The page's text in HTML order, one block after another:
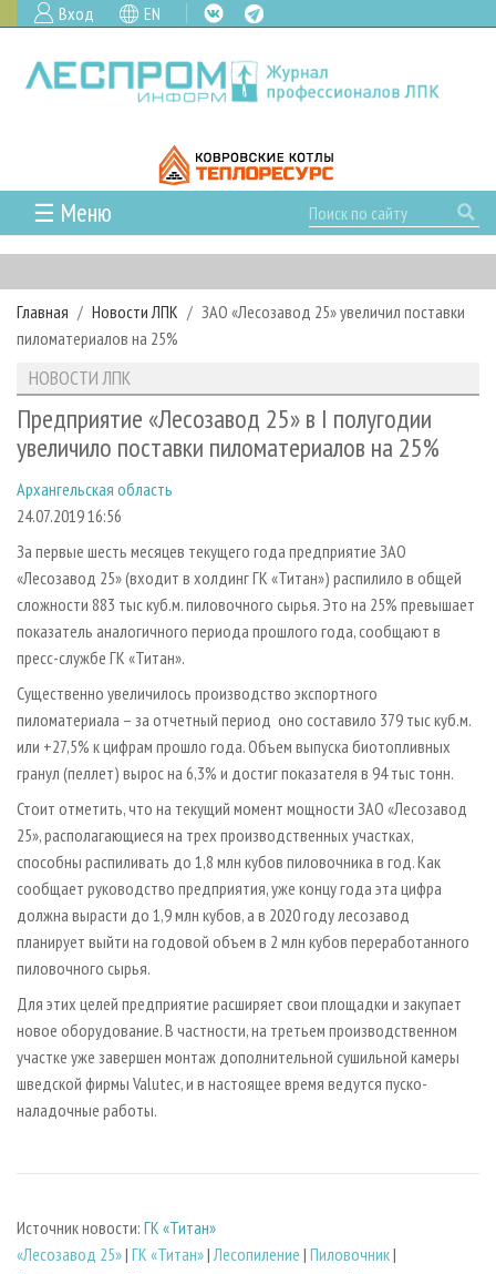
Вход EN
☰ Меню
ГЛАВНАЯ
РУБРИКИ И ТЕМЫ
РУБРИКИ ЖУРНАЛА
ЛЕСОЗАГОТОВКА
ЛЕСОПИЛЕНИЕ
СУШКА ДРЕВЕСИНЫ
ПРОИЗВОДСТВО ДРЕВЕСНЫХ ПЛИТ
ДЕРЕВЯННОЕ ДОМОСТРОЕНИЕ
ПРОИЗВОДСТВО МЕБЕЛИ
БИОЭНЕРГЕТИКА
ЦБП
ИНСТРУМЕНТ И МАТЕРИАЛЫ
НОВОСТИ
НОВОСТИ ЛПК
НОВОСТИ ЖУРНАЛА
ПРОЕКТЫ ЛПИ
АНАЛИТИКА
ПРЕДПРИЯТИЯ ЛПК
ПЕРСОНЫ
МОБИЛЬНЫЕ ВЫСТАВКИ
ОФИЦИАЛЬНЫЕ ДЕЛЕГАЦИИ
ПРИОРИТЕТНЫЕ ИНВЕСТПРОЕКТЫ
RUSSIAN FORESTRY REVIEW
ГАЗЕТА ЛЕСПРОМФОРУМ
БИБЛИОТЕКА СПЕЦИАЛИСТА
АРХИВ ЖУРНАЛОВ
О ЖУРНАЛЕ
ПОДПИСКА
КОНТАКТЫ
РЕКЛАМОДАТЕЛЯМ
РЕКЛАМА
РЕКЛАМА НА САЙТЕ
Главная Новости ЛПК
ЗАО «Лесозавод 25» увеличил поставки
пиломатериалов на 25%
НОВОСТИ ЛПК
Предприятие «Лесозавод 25» в I полугодии
увеличило поставки пиломатериалов на 25%
Архангельская область
24.07.2019 16:56
За первые шесть месяцев текущего года предприятие ЗАО
«Лесозавод 25» (входит в холдинг ГК «Титан») распилило в общей
сложности 883 тыс куб.м. пиловочного сырья. Это на 25% превышает
показатель аналогичного периода прошлого года, сообщают в
пресс-службе ГК «Титан».
Существенно увеличилось производство экспортного
пиломатериала – за отчетный период оно составило 379 тыс куб.м.
или +27,5% к цифрам прошло года. Объем выпуска биотопливных
гранул (пеллет) вырос на 6,3% и достиг показателя в 94 тыс тонн.
Стоит отметить, что на текущий момент мощности ЗАО «Лесозавод
25», располагающиеся на трех производственных участках,
способны распиливать до 1,8 млн кубов пиловочника в год. Как
сообщает руководство предприятия, уже концу года эта цифра
должна вырасти до 1,9 млн кубов, а в 2020 году лесозавод
планирует выйти на годовой объем в 2 млн кубов переработанного
пиловочного сырья.
Для этих целей предприятие расширяет свои площадки и закупает
новое оборудование. В частности, на третьем производственном
участке уже завершен монтаж дополнительной сушильной камеры
шведской фирмы Valutec, и в настоящее время ведутся пуско-
наладочные работы.
Источник новости: ГК «Титан»
«Лесозавод 25»| ГК «Титан»|Лесопиление | Пиловочник|